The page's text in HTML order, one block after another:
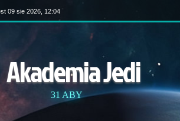
09 sie 2026, 12:04
Akademia Jedi
31 ABY